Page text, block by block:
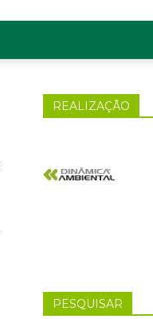
REALIZAÇÃO
PESQUISAR